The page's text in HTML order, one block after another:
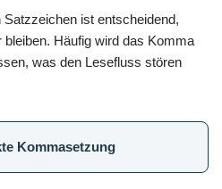
ist entscheidend,
Häufig wird das Komma
was den Lesefluss stören
Kommasetzung